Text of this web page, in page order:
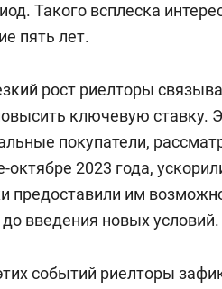
Такого всплеска
пять лет.
рост риелторы
ключевую ставку.
покупатели,
октябре 2023 года,
предоставили им
введения новых условий.
событий риелторы